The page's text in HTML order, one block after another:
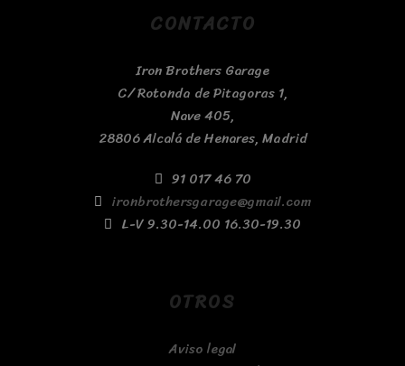
CONTACTO
Iron Brothers Garage
C/ Rotonda de Pitagoras 1,
Nave 405,
28806 Alcalá de Henares, Madrid
91 017 46 70
ironbrothersgarage@gmail.com
L-V 9.30-14.00 16.30-19.30
OTROS
Aviso legal